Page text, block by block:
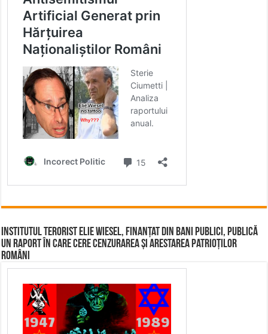
Institutul terorist Elie Wiesel, finanțat din bani publici, publică
un raport în care cere cenzurarea și arestarea patrioților
români